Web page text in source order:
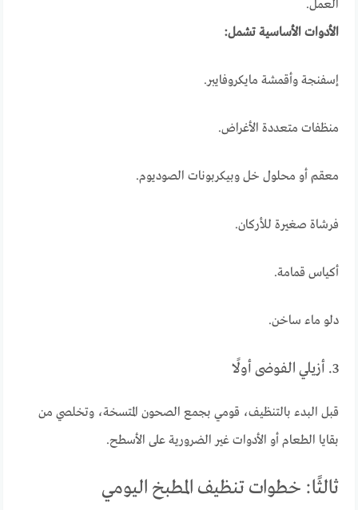
العمل.
الأدوات الأساسية تشمل:
إسفنجة وأقمشة مايكروفايبر.
منظفات متعددة الأغراض.
معقم أو محلول خل وبيكربونات الصوديوم.
فرشاة صغيرة للأركان.
أكياس قمامة.
دلو ماء ساخن.
3. أزيلي الفوضى أولًا
قبل البدء بالتنظيف، قومي بجمع الصحون المتسخة، وتخلصي من
بقايا الطعام أو الأدوات غير الضرورية على الأسطح.
ثالثًا: خطوات تنظيف المطبخ اليومي